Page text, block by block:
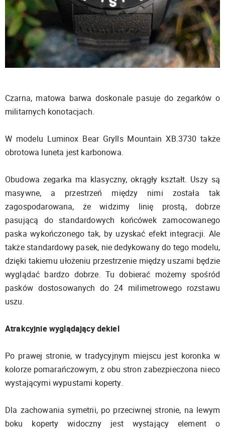
Czarna, matowa barwa doskonale pasuje do zegarków o
militarnych konotacjach.
W modelu Luminox Bear Grylls Mountain XB.3730 także
obrotowa luneta jest karbonowa.
Obudowa zegarka ma klasyczny, okrągły kształt. Uszy są
masywne, a przestrzeń między nimi została tak
zagospodarowana, że widzimy linię prostą, dobrze
pasującą do standardowych końcówek zamocowanego
paska wykończonego tak, by uzyskać efekt integracji. Ale
także standardowy pasek, nie dedykowany do tego modelu,
dzięki takiemu ułożeniu przestrzenie między uszami będzie
wyglądać bardzo dobrze. Tu dobierać możemy spośród
pasków dostosowanych do 24 milimetrowego rozstawu
uszu.
Atrakcyjnie wyglądający dekiel
Po prawej stronie, w tradycyjnym miejscu jest koronka w
kolorze pomarańczowym, z obu stron zabezpieczona nieco
wystającymi wypustami koperty.
Dla zachowania symetrii, po przeciwnej stronie, na lewym
boku koperty widoczny jest wystający element o